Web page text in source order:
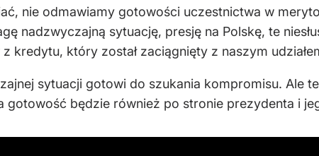
nie odmawiamy gotowości uczestnictwa w
nadzwyczajną sytuację, presję na Polskę, te
kredytu, który został zaciągnięty z naszym
sytuacji gotowi do szukania kompromisu. Ale
gotowość będzie również po stronie prezydenta i